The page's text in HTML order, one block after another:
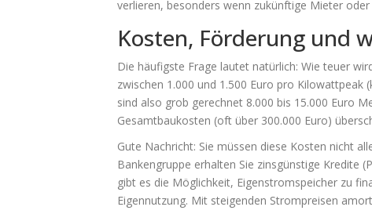
verlieren, besonders wenn zukünftige Mieter
Kosten, Förderung und
Die häufigste Frage lautet natürlich: Wie teuer
zwischen 1.000 und 1.500 Euro pro Kilowattpeak
sind also grob gerechnet 8.000 bis 15.000 Euro
Gesamtbaukosten (oft über 300.000 Euro)
Gute Nachricht: Sie müssen diese Kosten nicht
Bankengruppe erhalten Sie zinsgünstige Kredite
gibt es die Möglichkeit, Eigenstromspeicher zu
Eigennutzung. Mit steigenden Strompreisen